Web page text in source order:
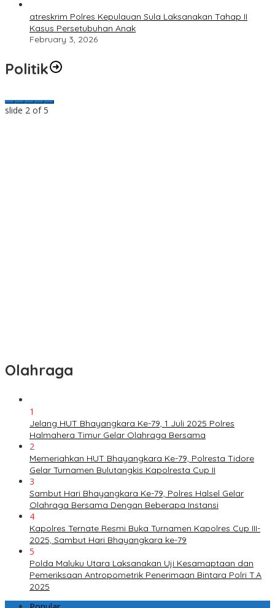
atreskrim Polres Kepulauan Sula Laksanakan Tahap II
Kasus Persetubuhan Anak
February 3, 2026
Politik
slide 2 of 5
Olahraga
1
Jelang HUT Bhayangkara Ke-79, 1 Juli 2025 Polres
Halmahera Timur Gelar Olahraga Bersama
2
Memeriahkan HUT Bhayangkara Ke-79, Polresta Tidore
Gelar Turnamen Bulutangkis Kapolresta Cup II
3
Sambut Hari Bhayangkara Ke-79, Polres Halsel Gelar
Olahraga Bersama Dengan Beberapa Instansi
4
Kapolres Ternate Resmi Buka Turnamen Kapolres Cup III-
2025, Sambut Hari Bhayangkara ke-79
5
Polda Maluku Utara Laksanakan Uji Kesamaptaan dan
Pemeriksaan Antropometrik Penerimaan Bintara Polri T.A
2025